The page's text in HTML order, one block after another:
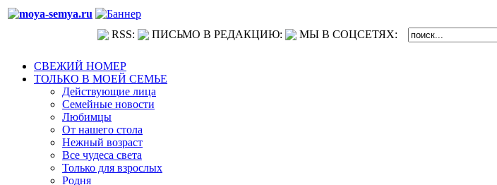
RSS: ПИСЬМО В РЕДАКЦИЮ: МЫ В СОЦСЕТЯХ:
СВЕЖИЙ НОМЕР
ТОЛЬКО В МОЕЙ СЕМЬЕ
Действующие лица
Семейные новости
Любимцы
От нашего стола
Нежный возраст
Все чудеса света
Только для взрослых
Родня